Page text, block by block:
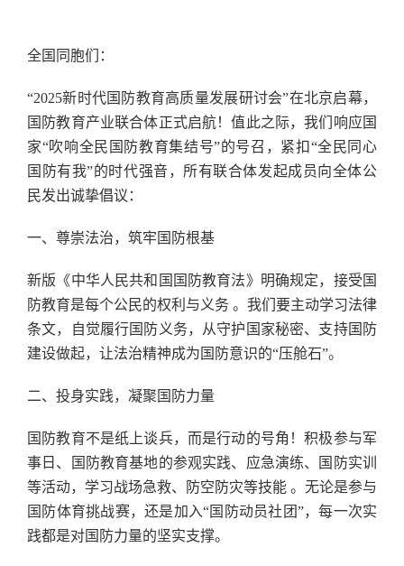
全国同胞们：
“2025新时代国防教育高质量发展研讨会”在北京启幕，
国防教育产业联合体正式启航！值此之际，我们响应国
家“吹响全民国防教育集结号”的号召，紧扣“全民同心
国防有我”的时代强音，所有联合体发起成员向全体公
民发出诚挚倡议：
一、尊崇法治，筑牢国防根基
新版《中华人民共和国国防教育法》明确规定，接受国
防教育是每个公民的权利与义务 。我们要主动学习法律
条文，自觉履行国防义务，从守护国家秘密、支持国防
建设做起，让法治精神成为国防意识的“压舱石”。
二、投身实践，凝聚国防力量
国防教育不是纸上谈兵，而是行动的号角！积极参与军
事日、国防教育基地的参观实践、应急演练、国防实训
等活动，学习战场急救、防空防灾等技能 。无论是参与
国防体育挑战赛，还是加入“国防动员社团”，每一次实
践都是对国防力量的坚实支撑。